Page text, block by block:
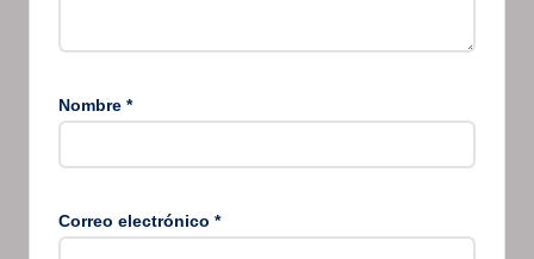
Nombre *
Correo electrónico *